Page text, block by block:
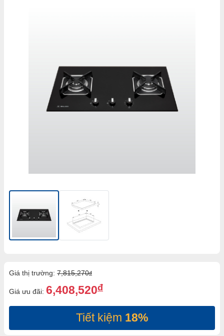
Giá thị trường: 7,815,270đ
Giá ưu đãi: 6,408,520đ
Tiết kiệm 18%